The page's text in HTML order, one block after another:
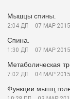
Мышцы спины.
2:04 ДП 07 МАР 2015
Спина.
1:30 ДП 07 МАР 2015
Метаболическая
7:02 ДП 04 МАР 2015
Функции мышц